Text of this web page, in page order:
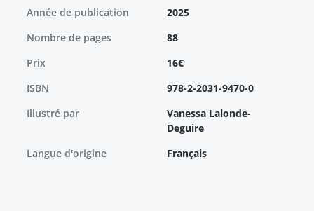
Année de publication
2025
Nombre de pages
88
Prix
16€
ISBN
978-2-2031-9470-0
Illustré par
Vanessa Lalonde-
Deguire
Langue d'origine
Français